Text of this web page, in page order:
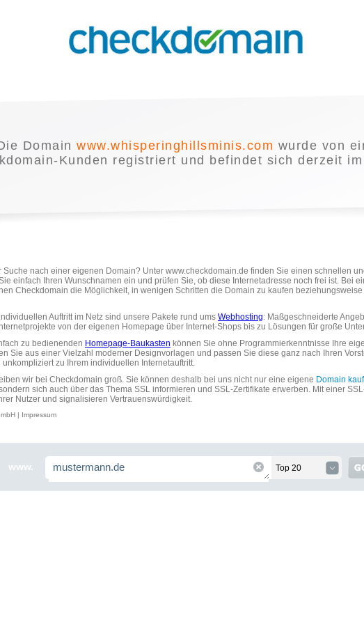
Domainwww.whisperinghillsminis.com wurde von
Kunden registriert und befindet sich derzeit
Suche nach einer eigenen Domain? Unter www.checkdomain.de finden Sie einen schnellen
einfach Ihren Wunschnamen ein und prüfen Sie, ob diese Internetadresse noch frei ist. Bei
Checkdomain die Möglichkeit, in wenigen Schritten die Domain zu kaufen
Auftritt im Netz sind unsere Pakete rund ums Webhosting: Maßgeschneiderte
von der eigenen Homepage über Internet-Shops bis zu Lösungen für große
zu bedienenden Homepage-Baukasten können Sie ohne Programmierkenntnisse Ihre
Sie aus einer Vielzahl moderner Designvorlagen und passen Sie diese ganz nach Ihren
zu Ihrem individuellen Internetauftritt.
wir bei Checkdomain groß. Sie können deshalb bei uns nicht nur eine eigene Domain
sich auch über das Thema SSL informieren und SSL-Zertifikate erwerben. Mit einer
Nutzer und signalisieren Vertrauenswürdigkeit.
| Impressum
www. Top 20